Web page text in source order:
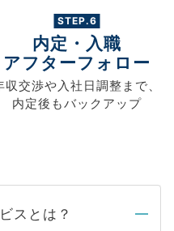
STEP.6
内定・入職
アフターフォロー
収交渉や入社日調整まで、
内定後もバックアップ
スとは？